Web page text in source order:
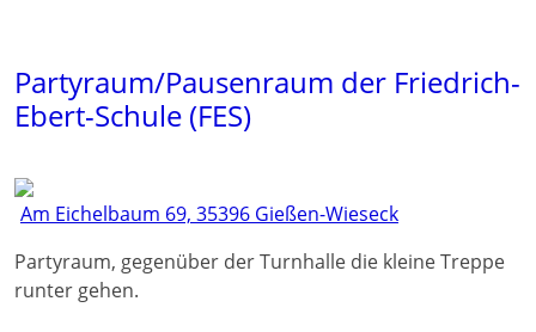
Partyraum/Pausenraum der Friedrich-
Ebert-Schule (FES)
Am Eichelbaum 69, 35396 Gießen-Wieseck
Partyraum, gegenüber der Turnhalle die kleine Treppe
runter gehen.